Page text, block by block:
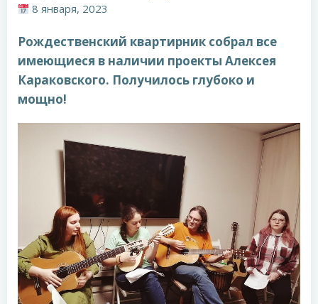
8 января, 2023
Рождественский квартирник собрал все
имеющиеся в наличии проекты Алексея
Караковского. Получилось глубоко и
мощно!